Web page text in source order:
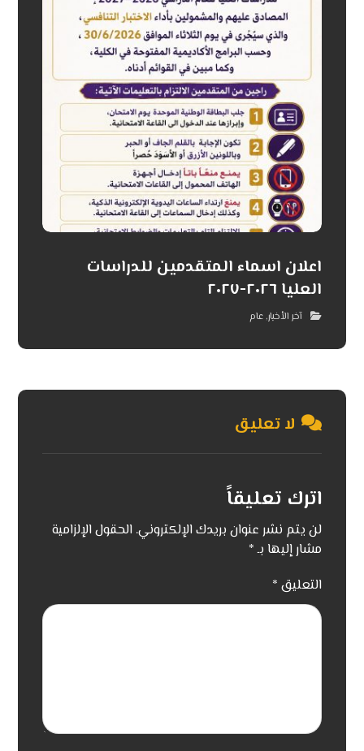
اعلان اسماء المتقدمين للدراسات
العليا ٢٠٢٦-٢٠٢٧
آخر الأخبار,عام
لا تعليق
اترك تعليقاً
لن يتم نشر عنوان بريدك الإلكتروني. الحقول الإلزامية
مشار إليها بـ*
التعليق *